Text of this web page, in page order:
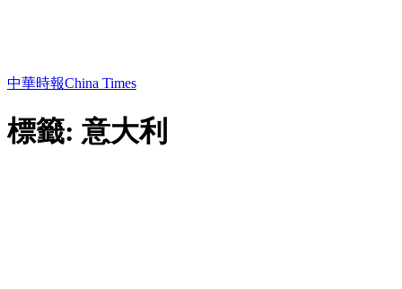
中華時報China Times
標籤: 意大利